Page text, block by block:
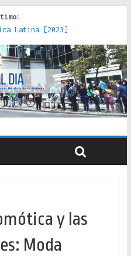
del Seguro Obrero en
[2014]
Latina [2023]
de los Estados :
[2022]
el acero : hacia una teoría
[2020]
adecuada [2019]
y las
Moda